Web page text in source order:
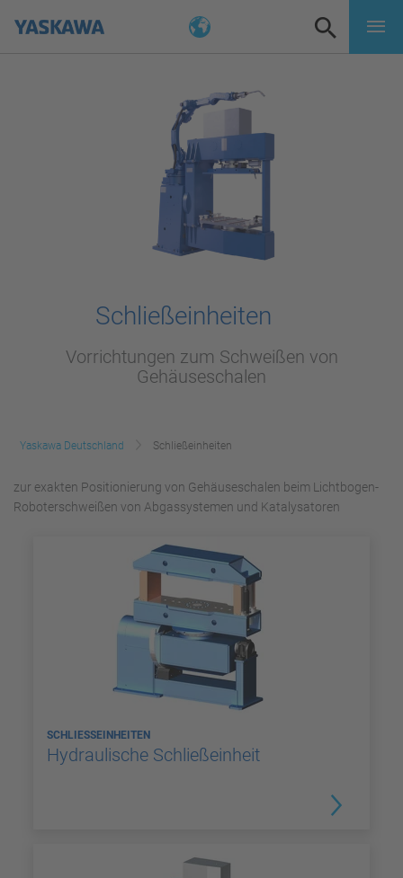
Schließeinheiten
Vorrichtungen zum Schweißen von
Gehäuseschalen
Yaskawa Deutschland Schließeinheiten
zur exakten Positionierung von Gehäuseschalen beim Lichtbogen-
Roboterschweißen von Abgassystemen und Katalysatoren
SCHLIESSEINHEITEN
Hydraulische Schließeinheit